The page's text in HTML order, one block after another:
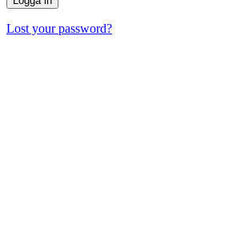
Lost your password?